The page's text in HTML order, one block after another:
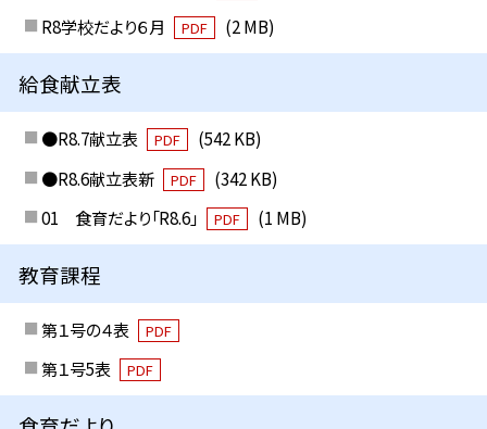
R8学校だより６月
PDF (2 MB)
給食献立表
●R8.7献立表 PDF
(542 KB)
●R8.6献立表新
PDF
(342 KB)
01 食育だより「R8.6」
PDF (1 MB)
教育課程
第１号の４表 PDF
第１号5表 PDF